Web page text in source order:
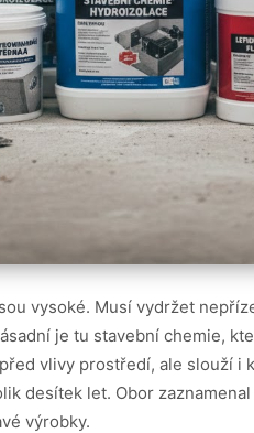
vysoké. Musí vydržet
je tu stavební chemie,
vlivy prostředí, ale slouží i
desítek let. Obor
výrobky.